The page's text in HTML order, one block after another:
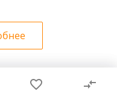
Все права